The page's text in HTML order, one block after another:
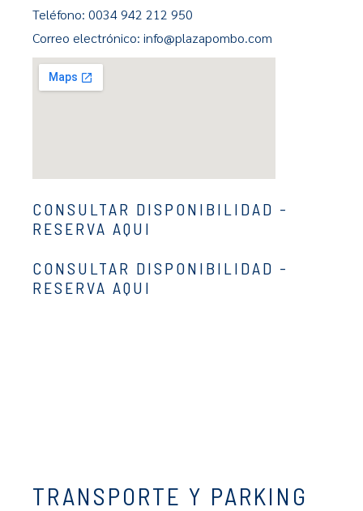
Teléfono: 0034 942 212 950
Correo electrónico: info@plazapombo.com
CONSULTAR DISPONIBILIDAD -
RESERVA AQUI
CONSULTAR DISPONIBILIDAD -
RESERVA AQUI
TRANSPORTE Y PARKING